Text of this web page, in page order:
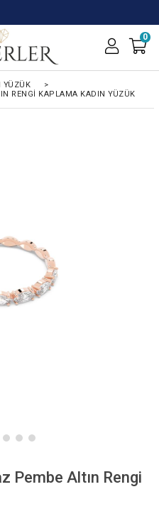
0
YÜZÜK
>
RENGI KAPLAMA KADIN YÜZÜK
Pembe Altın Rengi